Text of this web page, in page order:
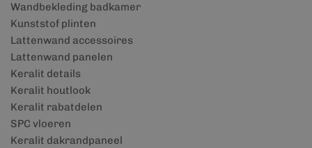
Wandbekleding badkamer
Kunststof plinten
Lattenwand accessoires
Lattenwand panelen
Keralit details
Keralit houtlook
Keralit rabatdelen
SPC vloeren
Keralit dakrandpaneel